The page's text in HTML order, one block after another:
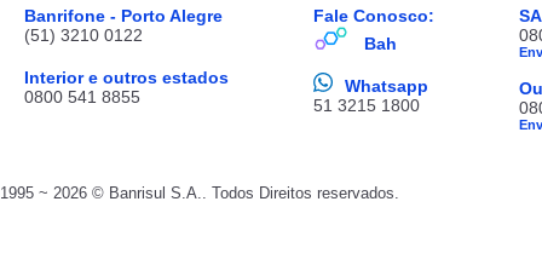
Banrifone - Porto Alegre
(51) 3210 0122
Interior e outros estados
0800 541 8855
Fale Conosco:
Bah
Whatsapp
51 3215 1800
1995 ~ 2026 © Banrisul S.A.. Todos Direitos reservados.